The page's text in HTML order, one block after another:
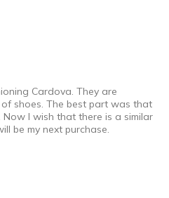
Cardova. They are
shoes. The best part was that
I wish that there is a similar
be my next purchase.